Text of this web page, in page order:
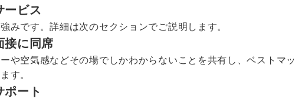
ビス
みです。詳細は次のセクションでご説明します。
に同席
や空気感などその場でしかわからないことを共有し、ベストマッ
す。
ート